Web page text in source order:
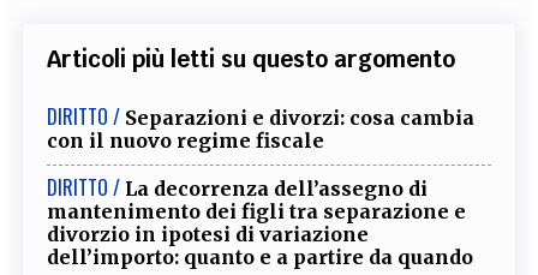
Articoli più letti su questo argomento
DIRITTO / Separazioni e divorzi: cosa cambia
con il nuovo regime fiscale
DIRITTO / La decorrenza dell’assegno di
mantenimento dei figli tra separazione e
divorzio in ipotesi di variazione
dell’importo: quanto e a partire da quando